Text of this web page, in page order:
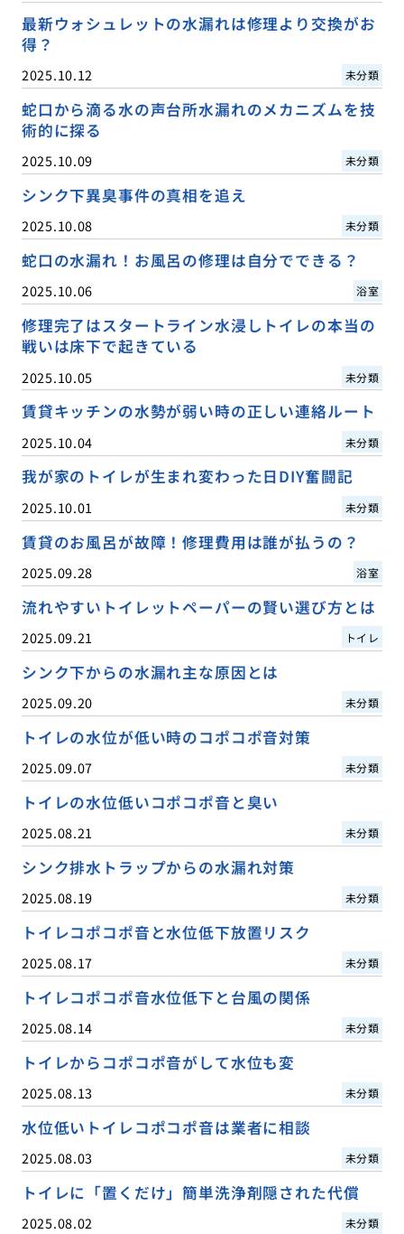
最新ウォシュレットの水漏れは修理より交換がお
得？
2025.10.12 未分類
蛇口から滴る水の声台所水漏れのメカニズムを技
術的に探る
2025.10.09 未分類
シンク下異臭事件の真相を追え
2025.10.08 未分類
蛇口の水漏れ！お風呂の修理は自分でできる？
2025.10.06 浴室
修理完了はスタートライン水浸しトイレの本当の
戦いは床下で起きている
2025.10.05 未分類
賃貸キッチンの水勢が弱い時の正しい連絡ルート
2025.10.04 未分類
我が家のトイレが生まれ変わった日DIY奮闘記
2025.10.01 未分類
賃貸のお風呂が故障！修理費用は誰が払うの？
2025.09.28 浴室
流れやすいトイレットペーパーの賢い選び方とは
2025.09.21 トイレ
シンク下からの水漏れ主な原因とは
2025.09.20 未分類
トイレの水位が低い時のコポコポ音対策
2025.09.07 未分類
トイレの水位低いコポコポ音と臭い
2025.08.21 未分類
シンク排水トラップからの水漏れ対策
2025.08.19 未分類
トイレコポコポ音と水位低下放置リスク
2025.08.17 未分類
トイレコポコポ音水位低下と台風の関係
2025.08.14 未分類
トイレからコポコポ音がして水位も変
2025.08.13 未分類
水位低いトイレコポコポ音は業者に相談
2025.08.03 未分類
トイレに「置くだけ」簡単洗浄剤隠された代償
2025.08.02 未分類